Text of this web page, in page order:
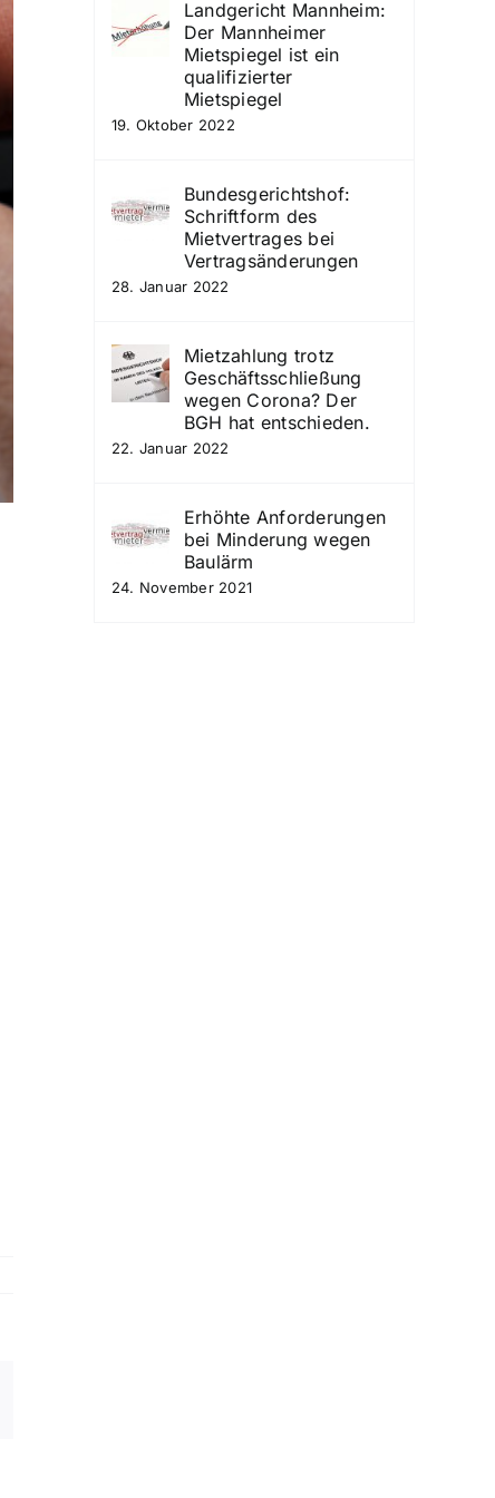
Landgericht Mannheim:
Der Mannheimer
Mietspiegel ist ein
qualifizierter
Mietspiegel
19. Oktober 2022
Bundesgerichtshof:
Schriftform des
Mietvertrages bei
Vertragsänderungen
28. Januar 2022
Mietzahlung trotz
Geschäftsschließung
wegen Corona? Der
BGH hat entschieden.
22. Januar 2022
Erhöhte Anforderungen
bei Minderung wegen
Baulärm
24. November 2021